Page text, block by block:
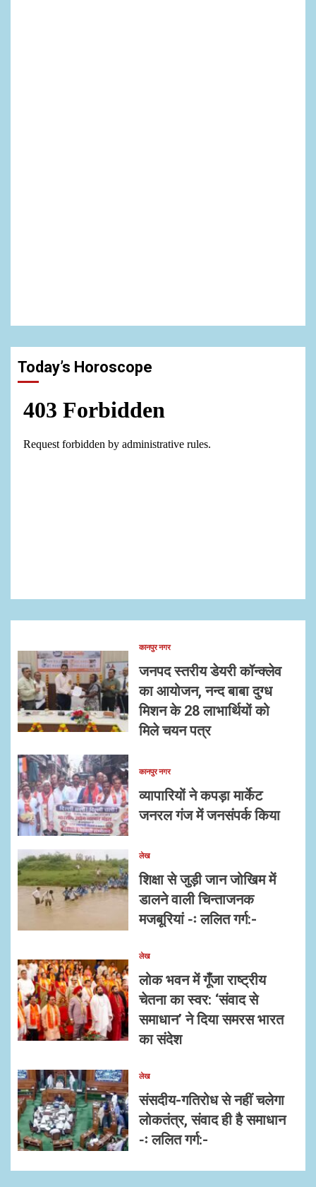
Today’s Horoscope
कानपुर नगर
जनपद स्तरीय डेयरी कॉन्क्लेव
का आयोजन, नन्द बाबा दुग्ध
मिशन के 28 लाभार्थियों को
मिले चयन पत्र
कानपुर नगर
व्यापारियों ने कपड़ा मार्केट
जनरल गंज में जनसंपर्क किया
लेख
शिक्षा से जुड़ी जान जोखिम में
डालने वाली चिन्ताजनक
मजबूरियां -ः ललित गर्ग:-
लेख
लोक भवन में गूँजा राष्ट्रीय
चेतना का स्वर: ‘संवाद से
समाधान’ ने दिया समरस भारत
का संदेश
लेख
संसदीय-गतिरोध से नहीं चलेगा
लोकतंत्र, संवाद ही है समाधान
-ः ललित गर्ग:-